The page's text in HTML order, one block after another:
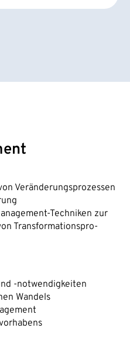
Veränderungsprozessen
Techniken zur
Transformationspro-
-notwendigkeiten
Wandels